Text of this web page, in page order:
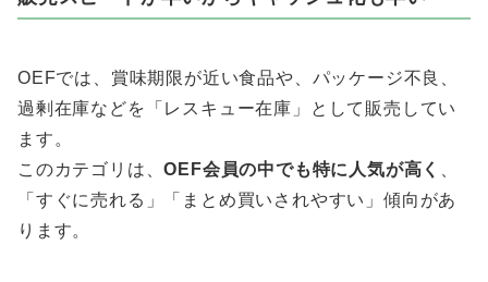
OEFでは、賞味期限が近い食品や、パッケージ不良、
過剰在庫などを「レスキュー在庫」として販売してい
ます。
このカテゴリは、OEF会員の中でも特に人気が高く
「すぐに売れる」「まとめ買いされやすい」傾向があ
ります。